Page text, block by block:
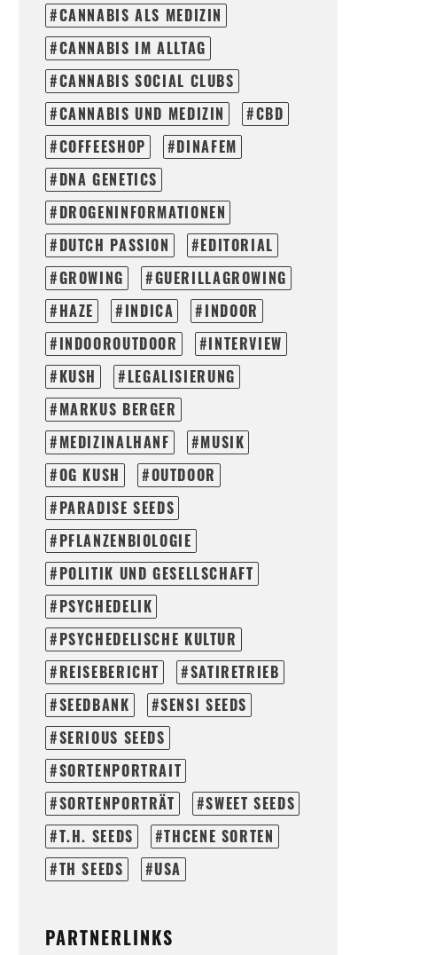
CANNABIS ALS MEDIZIN
CANNABIS IM ALLTAG
CANNABIS SOCIAL CLUBS
CANNABIS UND MEDIZIN
CBD
COFFEESHOP
DINAFEM
DNA GENETICS
DROGENINFORMATIONEN
DUTCH PASSION
EDITORIAL
GROWING
GUERILLAGROWING
HAZE
INDICA
INDOOR
INDOOROUTDOOR
INTERVIEW
KUSH
LEGALISIERUNG
MARKUS BERGER
MEDIZINALHANF
MUSIK
OG KUSH
OUTDOOR
PARADISE SEEDS
PFLANZENBIOLOGIE
POLITIK UND GESELLSCHAFT
PSYCHEDELIK
PSYCHEDELISCHE KULTUR
REISEBERICHT
SATIRETRIEB
SEEDBANK
SENSI SEEDS
SERIOUS SEEDS
SORTENPORTRAIT
SORTENPORTRÄT
SWEET SEEDS
T.H. SEEDS
THCENE SORTEN
TH SEEDS
USA
PARTNERLINKS